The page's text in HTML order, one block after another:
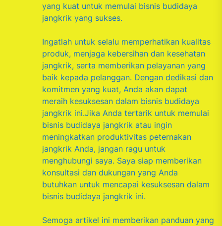
yang kuat untuk memulai bisnis budidaya
jangkrik yang sukses.
Ingatlah untuk selalu memperhatikan kualitas
produk, menjaga kebersihan dan kesehatan
jangkrik, serta memberikan pelayanan yang
baik kepada pelanggan. Dengan dedikasi dan
komitmen yang kuat, Anda akan dapat
meraih kesuksesan dalam bisnis budidaya
jangkrik ini.Jika Anda tertarik untuk memulai
bisnis budidaya jangkrik atau ingin
meningkatkan produktivitas peternakan
jangkrik Anda, jangan ragu untuk
menghubungi saya. Saya siap memberikan
konsultasi dan dukungan yang Anda
butuhkan untuk mencapai kesuksesan dalam
bisnis budidaya jangkrik ini.
Semoga artikel ini memberikan panduan yang